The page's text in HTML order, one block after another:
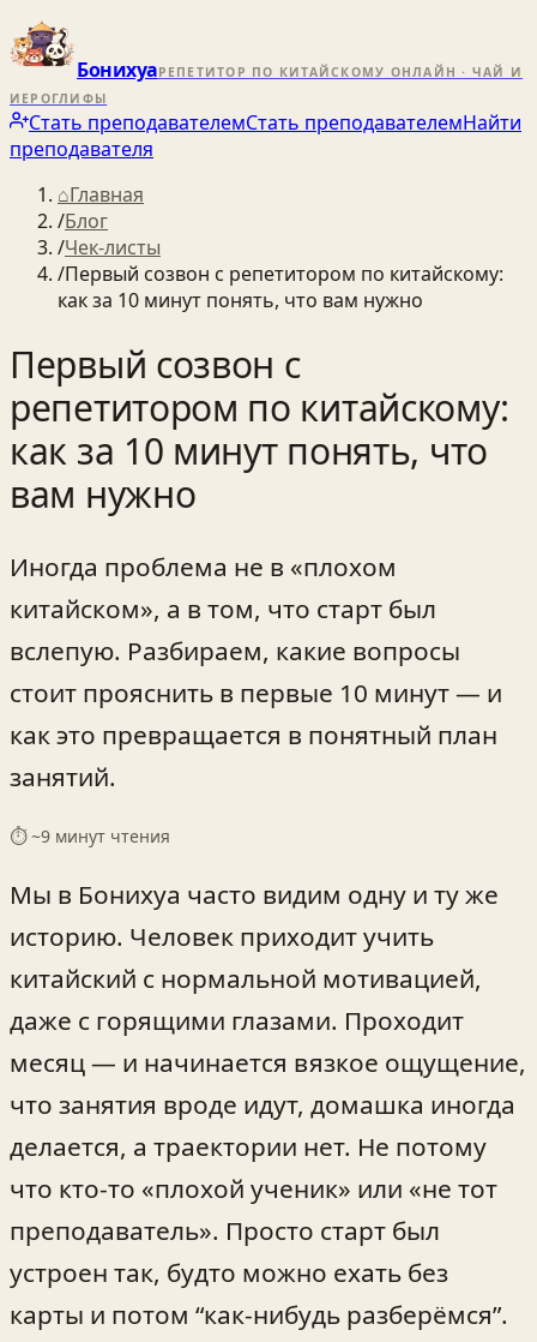
БонихуаРЕПЕТИТОР ПО КИТАЙСКОМУ ОНЛАЙН · ЧАЙ И
ИЕРОГЛИФЫ
Стать преподавателемСтать преподавателемНайти
преподавателя
⌂Главная
/Блог
/Чек-листы
/Первый созвон с репетитором по китайскому:
как за 10 минут понять, что вам нужно
Первый созвон с
репетитором по китайскому:
как за 10 минут понять, что
вам нужно
Иногда проблема не в «плохом
китайском», а в том, что старт был
вслепую. Разбираем, какие вопросы
стоит прояснить в первые 10 минут — и
как это превращается в понятный план
занятий.
⏱ ~9 минут чтения
Мы в Бонихуа часто видим одну и ту же
историю. Человек приходит учить
китайский с нормальной мотивацией,
даже с горящими глазами. Проходит
месяц — и начинается вязкое ощущение,
что занятия вроде идут, домашка иногда
делается, а траектории нет. Не потому
что кто-то «плохой ученик» или «не тот
преподаватель». Просто старт был
устроен так, будто можно ехать без
карты и потом “как-нибудь разберёмся”.